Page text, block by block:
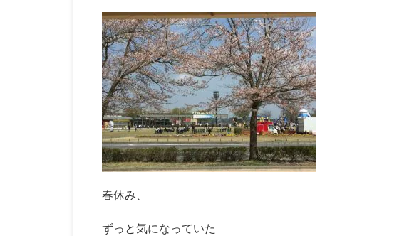
春休み、
ずっと気になっていた